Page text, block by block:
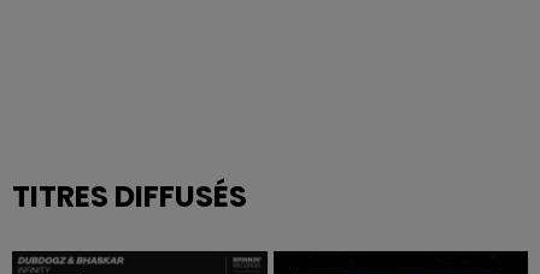
TITRES DIFFUSÉS